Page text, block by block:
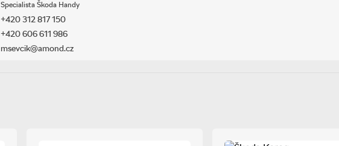
Specialista Škoda Handy
+420 312 817 150
+420 606 611 986
msevcik@amond.cz